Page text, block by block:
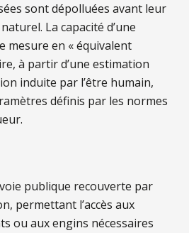
sont dépolluées avant leur
La capacité d’une
mesure en « équivalent
à partir d’une estimation
induite par l’être humain,
définis par les normes
publique recouverte par
permettant l’accès aux
ou aux engins nécessaires